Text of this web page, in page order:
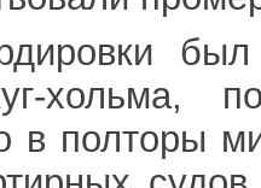
хольма,
в полторы